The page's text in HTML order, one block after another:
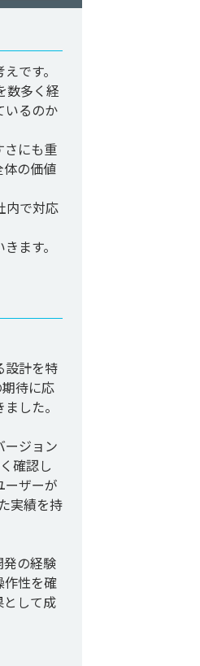
です。
数多く経
いるのか
さにも重
の価値
内で対応
ます。
設計を特
待に応
した。
ージョン
確認し
ーザーが
実績を持
発の経験
作性を確
して成